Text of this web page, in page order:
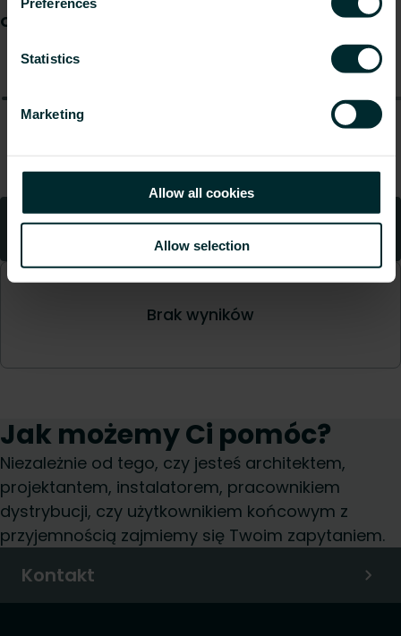
Statistics
Marketing
Allow all cookies
Allow selection
Jak możemy Ci pomóc?
Niezależnie od tego, czy jesteś architektem,
projektantem, instalatorem, pracownikiem
dystrybucji, czy użytkownikiem końcowym z
przyjemnością zajmiemy się Twoim zapytaniem.
Kontakt